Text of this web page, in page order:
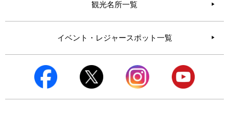
観光名所一覧
イベント・レジャースポット一覧